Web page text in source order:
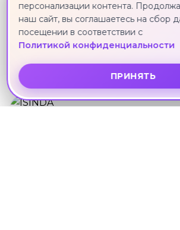
3*
BEST ALANYA
Аланья · 24 сентября · 11 ноч.
93 137 ₽
персонализации контента.
наш сайт, вы соглашаетесь на сбор
посещении в соответствии с
Политикой конфиденциальности
ПРИНЯТЬ